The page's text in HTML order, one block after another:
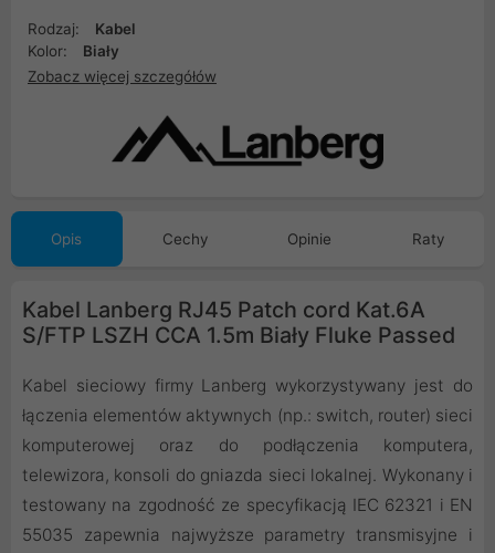
Rodzaj:
Kabel
Kolor:
Biały
Zobacz więcej szczegółów
Opis Cechy Opinie Raty
Kabel Lanberg RJ45 Patch cord Kat.6A
S/FTP LSZH CCA 1.5m Biały Fluke Passed
Kabel sieciowy firmy Lanberg wykorzystywany jest do
łączenia elementów aktywnych (np.: switch, router) sieci
komputerowej oraz do podłączenia komputera,
telewizora, konsoli do gniazda sieci lokalnej. Wykonany i
testowany na zgodność ze specyfikacją IEC 62321 i EN
55035 zapewnia najwyższe parametry transmisyjne i